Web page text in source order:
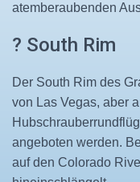
atemberaubenden
?️ South Rim
Der South Rim des
von Las Vegas, aber
angeboten werden.
auf den Colorado